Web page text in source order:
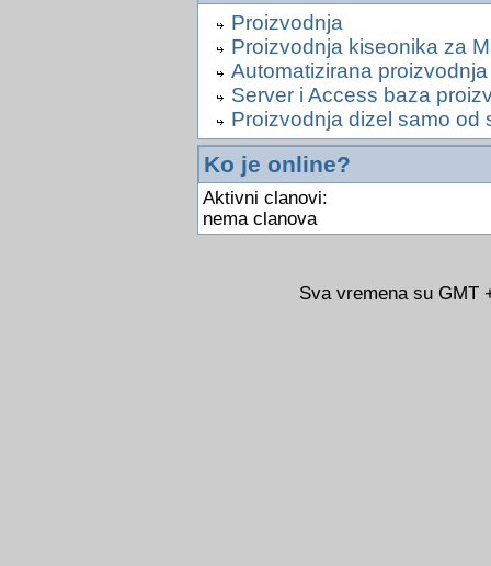
Proizvodnja
Proizvodnja kiseonika za
Automatizirana
Server i Access baza
Proizvodnja dizel samo od
Ko je online?
Aktivni clanovi:
nema clanova
Sva vremena su GMT